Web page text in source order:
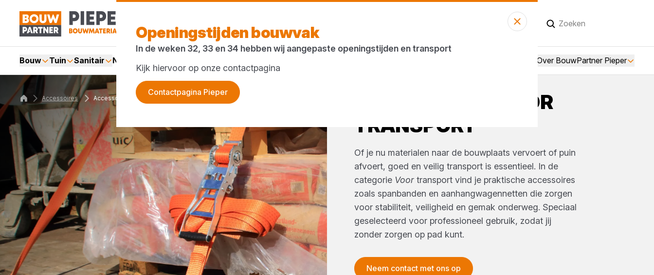
vanaf 08:00 uur
Bouw Tuin Sanitair Nieuws en blog Over BouwPartner Pieper
ACCESSOIRES VOOR
TRANSPORT
Of je nu materialen naar de bouwplaats vervoert of puin
afvoert, goed en veilig transport is essentieel. In de
categorie Voor transport vind je praktische accessoires
zoals spanbanden en aanhangwagennetten die zorgen
voor stabiliteit, veiligheid en gemak onderweg. Speciaal
geselecteerd voor professioneel gebruik, zodat jij
zonder zorgen op pad kunt.
Neem contact met ons op
Accessoires Accessoires voor transport
Openingstijden bouwvak
In de weken 32, 33 en 34 hebben wij aangepaste openingstijden en transport
Kijk hiervoor op onze contactpagina
Contactpagina Pieper